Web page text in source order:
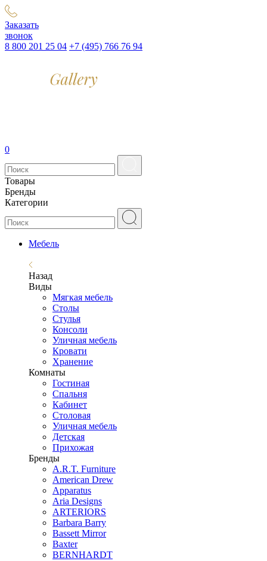
Заказать
звонок
8 800 201 25 04 +7 (495) 766 76 94
0
Товары
Бренды
Категории
Мебель
Назад
Виды
Мягкая мебель
Столы
Стулья
Консоли
Уличная мебель
Кровати
Хранение
Комнаты
Гостиная
Спальня
Кабинет
Столовая
Уличная мебель
Детская
Прихожая
Бренды
A.R.T. Furniture
American Drew
Apparatus
Aria Designs
ARTERIORS
Barbara Barry
Bassett Mirror
Baxter
BERNHARDT